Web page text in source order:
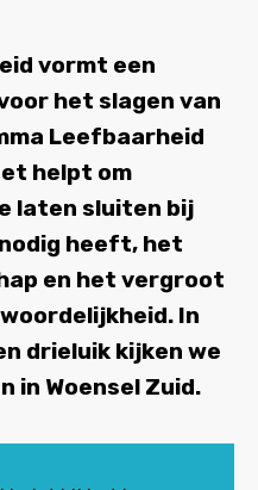
vormt een
het slagen van
Leefbaarheid
helpt om
laten sluiten bij
heeft, het
en het vergroot
In
drieluik kijken we
in Woensel Zuid.